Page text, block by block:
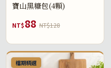
寶山黑糖包(4顆)
NT$88 NT$128
檔期精選